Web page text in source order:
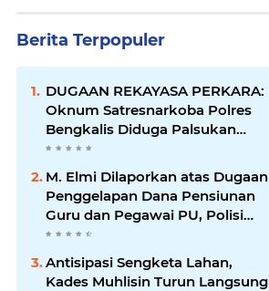
Berita Terpopuler
DUGAAN REKAYASA PERKARA:
Oknum Satresnarkoba Polres
Bengkalis Diduga Palsukan
Barang Bukti Hingga Paksa
Warga Hadir di TKP
M. Elmi Dilaporkan atas Dugaan
Penggelapan Dana Pensiunan
Guru dan Pegawai PU, Polisi
Pastikan Proses Hukum
Berjalan
Antisipasi Sengketa Lahan,
Kades Muhlisin Turun Langsung